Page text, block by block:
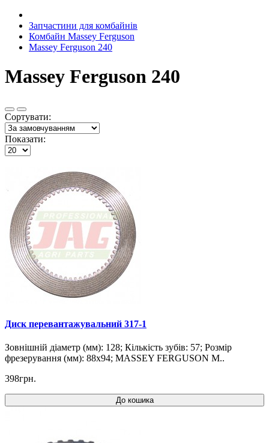
Запчастини для комбайнів
Комбайн Massey Ferguson
Massey Ferguson 240
Massey Ferguson 240
Сортувати:
Показати:
Диск перевантажувальний 317-1
Зовнішній діаметр (мм): 128; Кількість зубів: 57; Розмір
фрезерування (мм): 88x94; MASSEY FERGUSON M..
398грн.
До кошика